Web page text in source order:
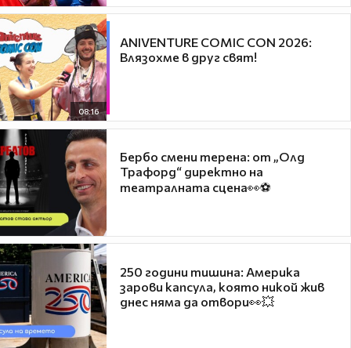
08:16
ANIVENTURE COMIC CON 2026:
Влязохме в друг свят!
Бербо смени терена: от „Олд
Трафорд“ директно на
театралната сцена👀⚽
250 години тишина: Америка
зарови капсула, която никой жив
днес няма да отвори👀💥